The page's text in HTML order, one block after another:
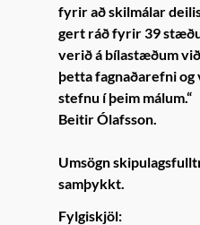
fyrir að skilmálar
gert ráð fyrir 39
verið á bílastæðum
þetta fagnaðarefni
stefnu í þeim málum.“
Beitir Ólafsson.
Umsögn
samþykkt.
Fylgiskjöl: